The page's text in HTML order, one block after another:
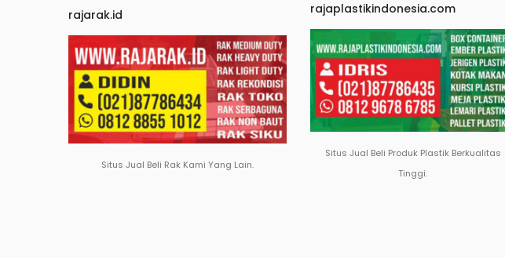
rajarak.id
Situs Jual Beli Rak Kami Yang Lain.
rajaplastikindonesia.com
Situs Jual Beli Produk Plastik Berkualitas
Tinggi.